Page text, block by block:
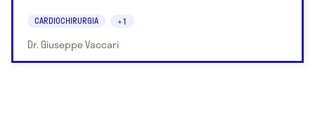
CARDIOCHIRURGIA +1
Dr. Giuseppe Vaccari